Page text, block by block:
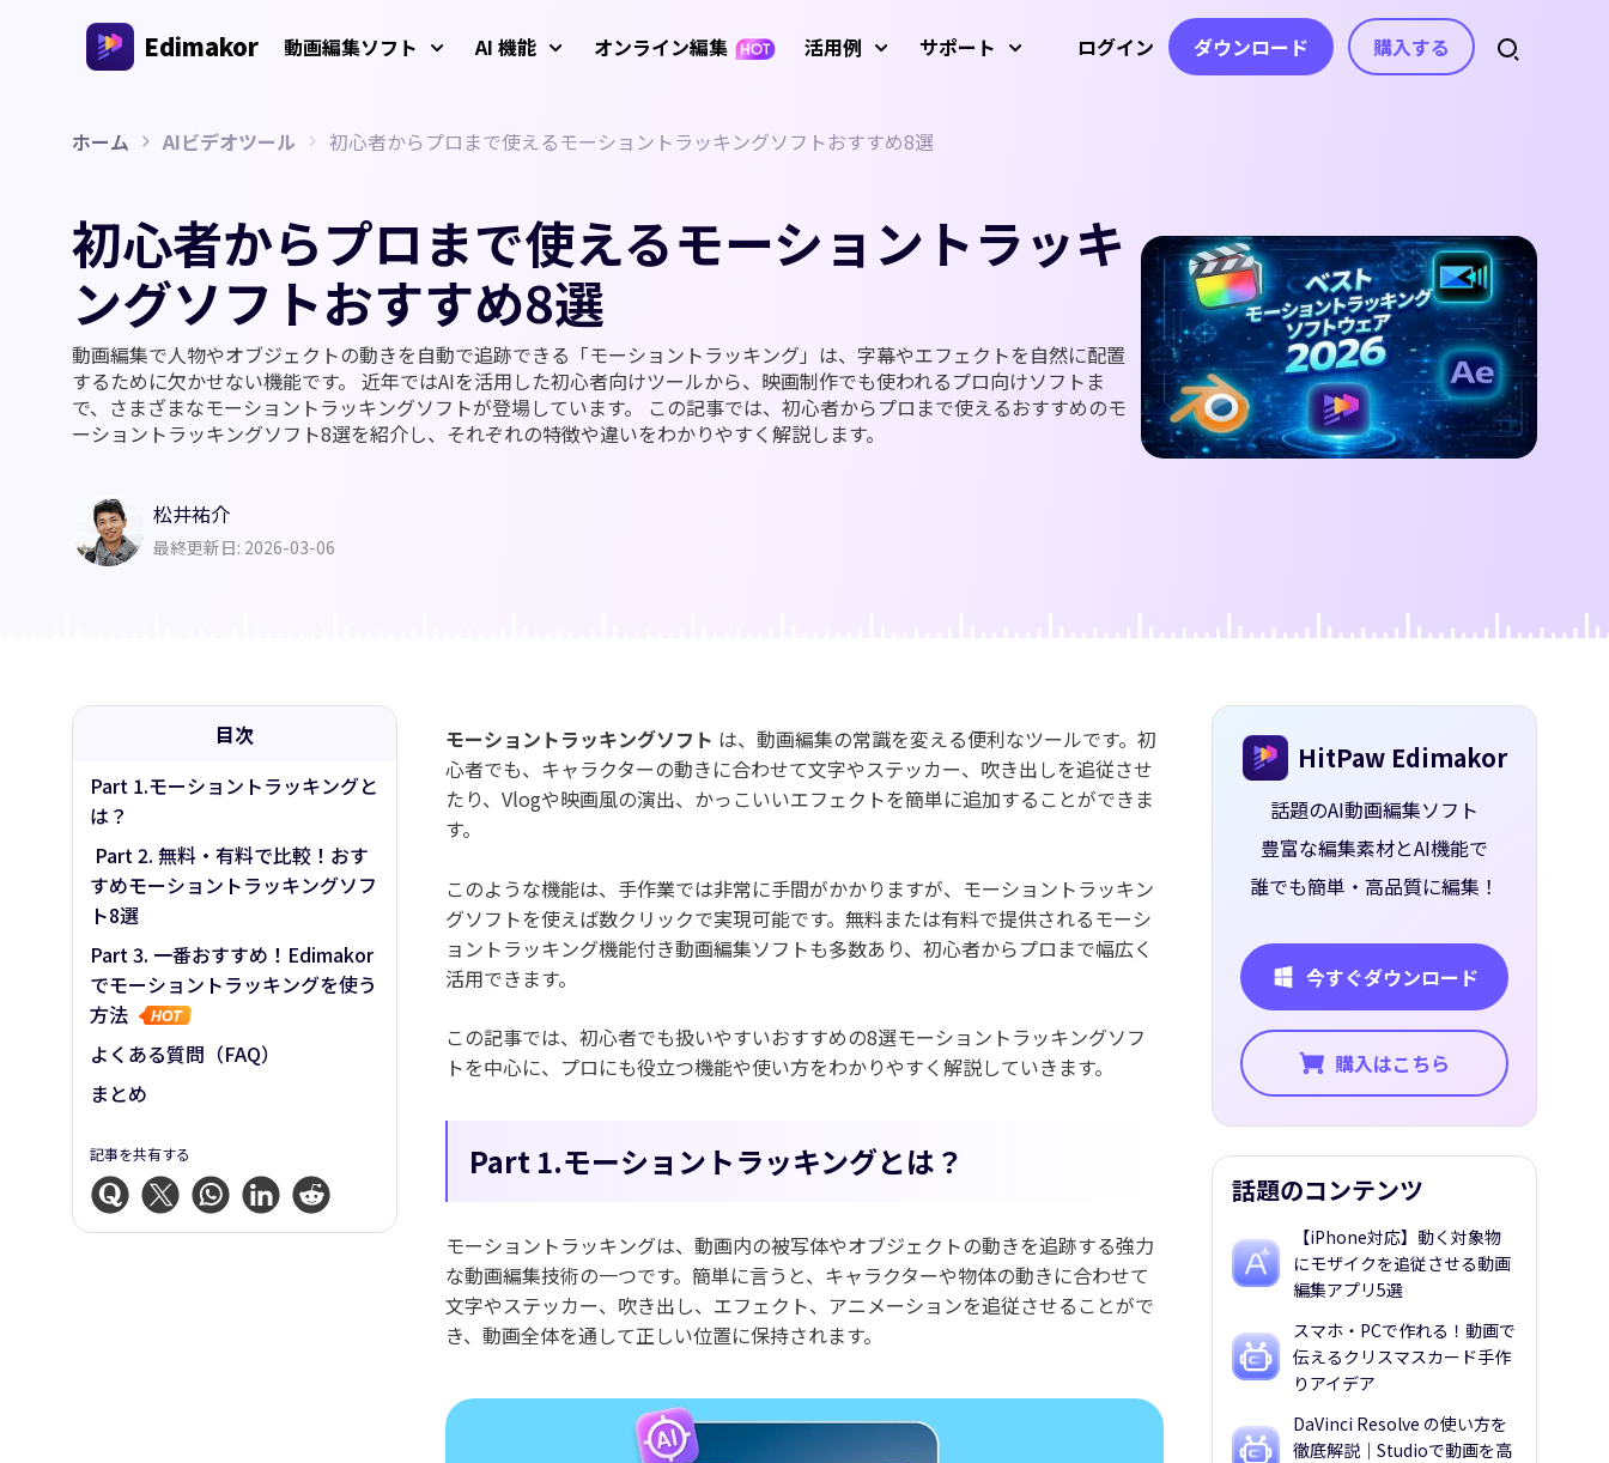
Edimakor ログイン ダウンロード 購入する
動画編集ソフト
プラットフォーム
Windows動画編集ソフト
Windows 11/10 対応のオールインワンAI動画編集ソ
フト、多彩なメディア素材を搭載
Mac動画編集ソフト
Mac対応の簡単AI動画編集ソフト、さまざまなAI機
能を搭載
動画編集
ディター
ーション
動画を逆再生
グリーンバック除
去
Screen Recorder（録画
ツール）
ビデオマスキング
音声編集
動画フィルター
動画ステッカー
ビデオトランジション
動画テンプレート
テキスト アニメーション
AI 機能
すべてのAI機能を体験しよう
動画/画像
AIテキストから動
画生成
AI画像から動画
AI動画翻訳
ン
AI歌う写真
AI話す動物
AI画像生成
AI動画から動画
音声から文字起こし
コピーライティング
動画の不要な文字を消
す
動画の字幕を消すAIツ
ボイスチェンジャー
テキスト読み上
げ
ボイスクローン
ボーカルリムーバー
AI効果音生成
オンライン編集 活用例
動画クリエイター
多言語動画制作
AI ASMR 生成 AIダンス動画
AIキス動画
AIワールドカップ動画
AI年齢変化フィルター AI ファイトジェネレーター
ジブリ風フィルター AIサンタ動画
サポート
使い方ガイド
操作方法を分かりやすく紹介
すべてのヒント＆解決策
アップデート情報
最新のアップデート&修正内容
ホーム AIビデオツール 初心者からプロまで使えるモーショントラッキングソフトおすすめ8選
初心者からプロまで使えるモーショントラッキ
ングソフトおすすめ8選
動画編集で人物やオブジェクトの動きを自動で追跡できる「モーショントラッキング」は、字幕やエフェクトを自然に配置
するために欠かせない機能です。 近年ではAIを活用した初心者向けツールから、映画制作でも使われるプロ向けソフトま
で、さまざまなモーショントラッキングソフトが登場しています。 この記事では、初心者からプロまで使えるおすすめのモ
ーショントラッキングソフト8選を紹介し、それぞれの特徴や違いをわかりやすく解説します。
松井祐介
最終更新日: 2026-03-06
目次
Part 1.モーショントラッキングと
は？
Part 2. 無料・有料で比較！おす
すめモーショントラッキングソフ
ト8選
Part 3. 一番おすすめ！Edimakor
でモーショントラッキングを使う
方法
よくある質問（FAQ）
まとめ
記事を共有する
モーショントラッキングソフト は、動画編集の常識を変える便利なツールです。初
心者でも、キャラクターの動きに合わせて文字やステッカー、吹き出しを追従させ
たり、Vlogや映画風の演出、かっこいいエフェクトを簡単に追加することができま
す。
このような機能は、手作業では非常に手間がかかりますが、モーショントラッキン
グソフトを使えば数クリックで実現可能です。無料または有料で提供されるモーシ
ョントラッキング機能付き動画編集ソフトも多数あり、初心者からプロまで幅広く
活用できます。
この記事では、初心者でも扱いやすいおすすめの8選モーショントラッキングソフ
トを中心に、プロにも役立つ機能や使い方をわかりやすく解説していきます。
Part 1.モーショントラッキングとは？
モーショントラッキングは、動画内の被写体やオブジェクトの動きを追跡する強力
な動画編集技術の一つです。簡単に言うと、キャラクターや物体の動きに合わせて
文字やステッカー、吹き出し、エフェクト、アニメーションを追従させることがで
き、動画全体を通して正しい位置に保持されます。
HitPaw Edimakor
話題のAI動画編集ソフト
豊富な編集素材とAI機能で
誰でも簡単・高品質に編集！
今すぐダウンロード
購入はこちら
話題のコンテンツ
【iPhone対応】動く対象物
にモザイクを追従させる動画
編集アプリ5選
スマホ・PCで作れる！動画で
伝えるクリスマスカード手作
りアイデア
DaVinci Resolve の使い方を
徹底解説｜Studioで動画を高